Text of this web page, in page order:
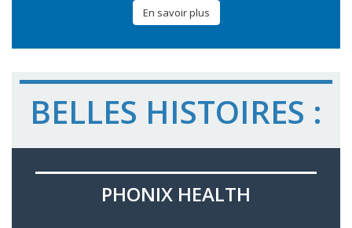
En savoir plus
BELLES HISTOIRES :
PHONIX HEALTH